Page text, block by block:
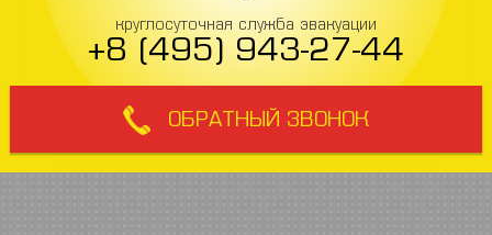
круглосуточная служба эвакуации
+8 (495) 943-27-44
ОБРАТНЫЙ ЗВОНОК